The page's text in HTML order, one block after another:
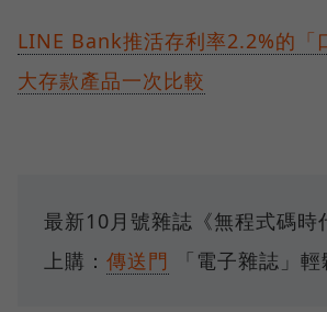
LINE Bank推活存利率2.2%的「
大存款產品一次比較
最新10月號雜誌《無程式碼時
上購： 傳送門 「電子雜誌」輕